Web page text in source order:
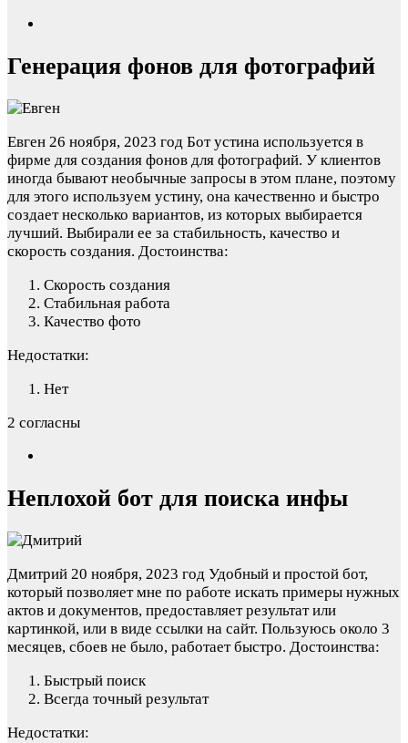
Генерация фонов для фотографий
Евген 26 ноября, 2023 год Бот устина используется в
фирме для создания фонов для фотографий. У клиентов
иногда бывают необычные запросы в этом плане, поэтому
для этого используем устину, она качественно и быстро
создает несколько вариантов, из которых выбирается
лучший. Выбирали ее за стабильность, качество и
скорость создания. Достоинства:
Скорость создания
Стабильная работа
Качество фото
Недостатки:
Нет
2 согласны
Неплохой бот для поиска инфы
Дмитрий 20 ноября, 2023 год Удобный и простой бот,
который позволяет мне по работе искать примеры нужных
актов и документов, предоставляет результат или
картинкой, или в виде ссылки на сайт. Пользуюсь около 3
месяцев, сбоев не было, работает быстро. Достоинства:
Быстрый поиск
Всегда точный результат
Недостатки: